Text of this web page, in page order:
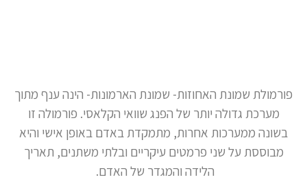
פורמולת שמונת האחוזות- שמונת הארמונות- הינה ענף מתוך
מערכת גדולה יותר של הפנג שוואי הקלאסי. פורמולה זו
בשונה ממערכות אחרות, מתמקדת באדם באופן אישי והיא
מבוססת על שני פרמטים עיקריים ובלתי משתנים, תאריך
הלידה והמגדר של האדם.